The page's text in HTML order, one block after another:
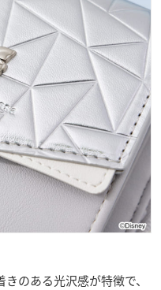
のある光沢感が特徴で、